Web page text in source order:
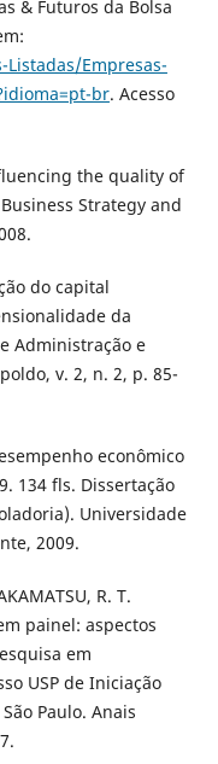
& Futuros da Bolsa
Empresas-
br. Acesso
the quality of
Strategy and
do capital
da
Administração e
v. 2, n. 2, p. 85-
econômico
134 fls. Dissertação
Universidade
2009.
R. T.
painel: aspectos
em
USP de Iniciação
Paulo. Anais